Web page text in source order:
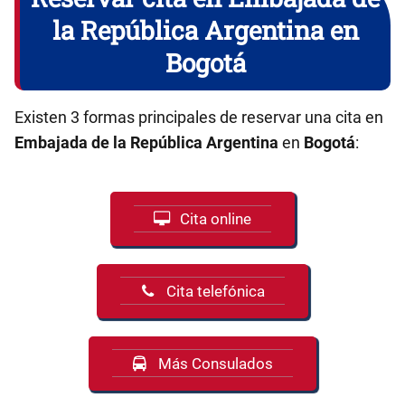
la República Argentina en
Bogotá
Existen 3 formas principales de reservar una cita en
Embajada de la República Argentina en Bogotá:
Cita online
Cita telefónica
Más Consulados